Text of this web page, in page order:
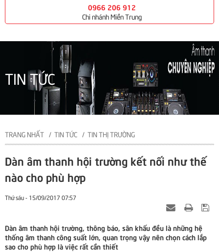
0966 206 912
Chi nhánh Miền Trung
TIN TỨC
TRANG NHẤT TIN TỨC TIN THỊ TRƯỜNG
Dàn âm thanh hội trường kết nối như thế
nào cho phù hợp
Thứ sáu - 15/09/2017 07:57
Dàn âm thanh hội trường, thông báo, sân khấu đều là những hệ
thống âm thanh công suất lớn, quan trọng vậy nên chọn cách lắp
sao cho phù hợp là việc rất cần thiết